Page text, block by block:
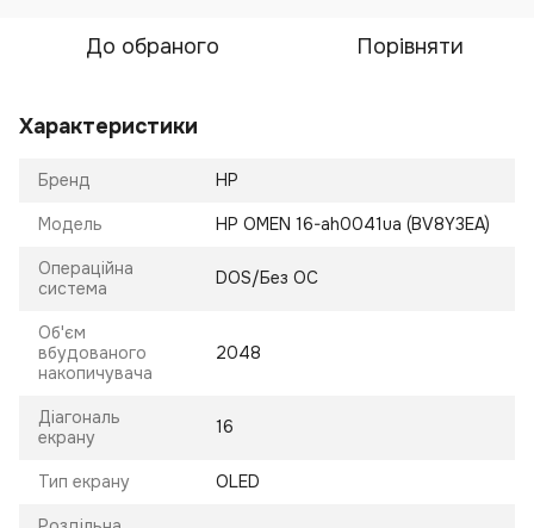
До обраного Порівняти
Характеристики
Бренд HP
Модель HP OMEN 16-ah0041ua (BV8Y3EA)
Операційна
система
DOS/Без ОС
Об'єм
вбудованого
накопичувача
2048
Діагональ
екрану
16
Тип екрану OLED